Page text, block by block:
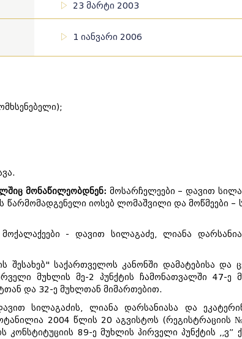
23 მარტი 2003
1 იანვარი 2006
მონაწილეობდნენ: მოსარჩელეები – დავით
წარმომადგენელი იოსებ ლომაშვილი და მოწმეები
- დავით სილაგაძე, ლიანა
შესახებ" საქართველოს კანონში დამატებისა
მუხლის მე-2 პუნქტის ჩამონათვალში 47-ე
და 32-ე მუხლთან მიმართებით.
სილაგაძის, ლიანა დარსანიასა და
2004 წლის 20 აგვისტოს (რეგისტრაციის
89-ე მუხლის პირველი პუნქტის ,,ვ”